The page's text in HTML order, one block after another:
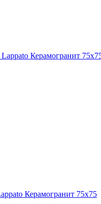
Керамогранит
Керамогранит 75x75